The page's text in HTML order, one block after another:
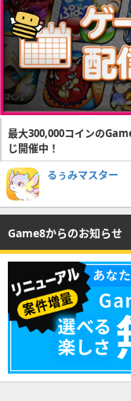
最大300,000コインの
じ開催中！
るぅみマスター
Game8からのお知らせ